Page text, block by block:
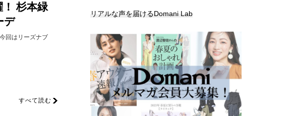
！ 杉本緑
デ
回はリーズナブ
すべて読む
リアルな声を届けるDomani Lab